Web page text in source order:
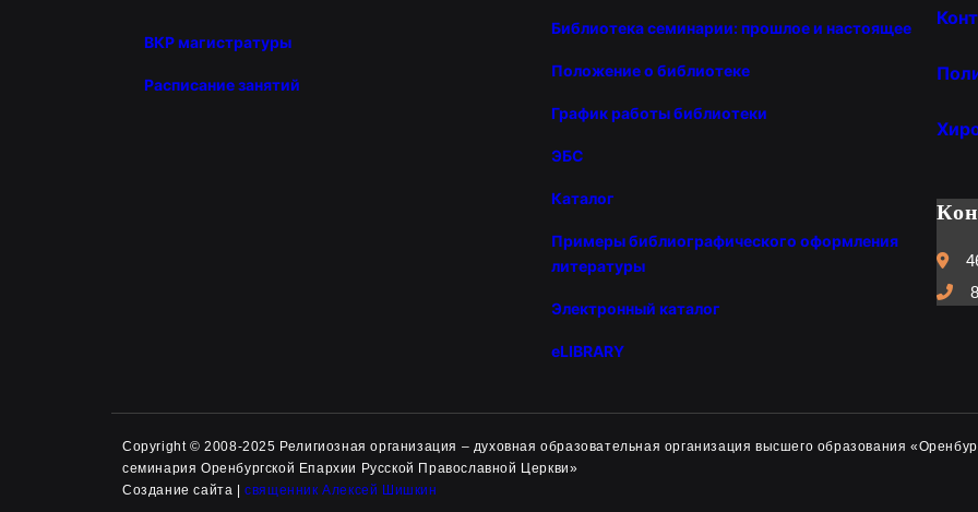
ВКР магистратуры
Расписание занятий
Библиотека семинарии: прошлое и настоящее
Положение о библиотеке
График работы библиотеки
ЭБС
Каталог
Примеры библиографического оформления
литературы
Электронный каталог
eLIBRARY
Copyright © 2008-2025 Религиозная организация – духовная образовательная организация высшего образования
семинария Оренбургской Епархии Русской Православной Церкви»
Создание сайта |священник Алексей Шишкин